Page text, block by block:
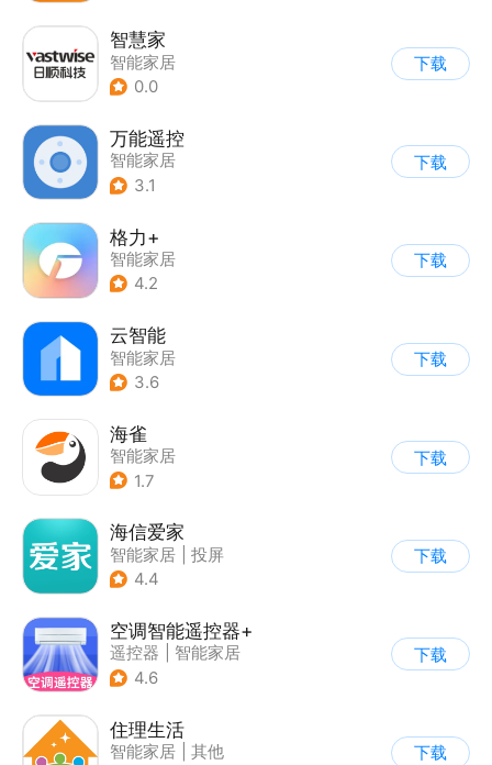
智慧家
智能家居
0.0
下载
万能遥控
智能家居
3.1
下载
格力+
智能家居
4.2
下载
云智能
智能家居
3.6
下载
海雀
智能家居
1.7
下载
海信爱家
智能家居
投屏
4.4
下载
空调智能遥控器+
遥控器
智能家居
4.6
下载
住理生活
智能家居
其他
下载